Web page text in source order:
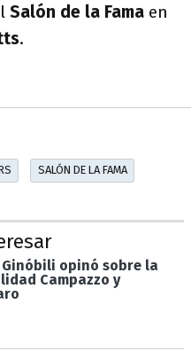
Salón de la Fama en
.
SALÓN DE LA FAMA
Ginóbili opinó sobre la
Campazzo y